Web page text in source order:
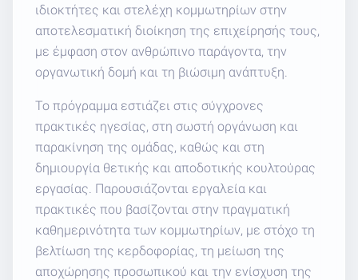
ιδιοκτήτες και στελέχη κομμωτηρίων στην
αποτελεσματική διοίκηση της επιχείρησής τους,
με έμφαση στον ανθρώπινο παράγοντα, την
οργανωτική δομή και τη βιώσιμη ανάπτυξη.
Το πρόγραμμα εστιάζει στις σύγχρονες
πρακτικές ηγεσίας, στη σωστή οργάνωση και
παρακίνηση της ομάδας, καθώς και στη
δημιουργία θετικής και αποδοτικής κουλτούρας
εργασίας. Παρουσιάζονται εργαλεία και
πρακτικές που βασίζονται στην πραγματική
καθημερινότητα των κομμωτηρίων, με στόχο τη
βελτίωση της κερδοφορίας, τη μείωση της
αποχώρησης προσωπικού και την ενίσχυση της